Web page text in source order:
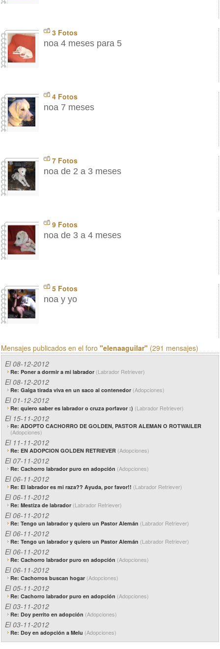
3 Fotos
noa 4 meses para 5
4 Fotos
noa 7 meses
7 Fotos
noa de 2 a 3 meses
9 Fotos
noa de 3 a 4 meses
5 Fotos
noa y yo
Mensajes publicados en el foro "elenaaguilar" (291 mensajes)
El 08-12-2012
Re: Poner a dormir a mi labrador (Labrador Retriever)
El 08-12-2012
Re: Galga tirada viva en un saco al contenedor (Adopciones)
El 01-12-2012
Re: quiero saber es labrador o cruza porfavor :) (Labrador Retriever)
El 15-11-2012
Re: ADOPTO CACHORRO DE GOLDEN, PASTOR ALEMAN O ROTWAILER
(Adopciones)
El 11-11-2012
Re: EN ADOPCION GOLDEN RETRIEVER (Adopciones)
El 07-11-2012
Re: Cachorro labrador puro en adopción (Adopciones)
El 06-11-2012
Re: El labrador es mi raza?? Ayuda, por favor!! (Labrador Retriever)
El 06-11-2012
Re: Mestiza de labrador (Labrador Retriever)
El 06-11-2012
Re: Tengo un labrador y quiero un Pastor Alemán (Labrador Retriever)
El 06-11-2012
Re: Tengo un labrador y quiero un Pastor Alemán (Labrador Retriever)
El 06-11-2012
Re: Cachorro labrador puro en adopción (Adopciones)
El 06-11-2012
Re: Cachorros buscan hogar (Adopciones)
El 05-11-2012
Re: Cachorro labrador puro en adopción (Adopciones)
El 03-11-2012
Re: Doy perrito en adopción (Adopciones)
El 03-11-2012
Re: Doy en adopción a Melu (Adopciones)